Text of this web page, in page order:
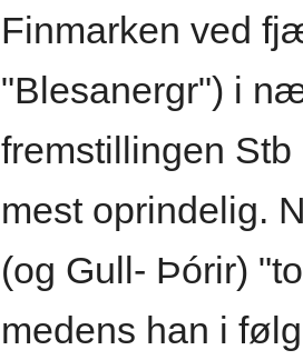
Finmarken ved
"Blesanergr") i
fremstillingen
mest oprindelig.
(og Gull- Þórir)
medens han i